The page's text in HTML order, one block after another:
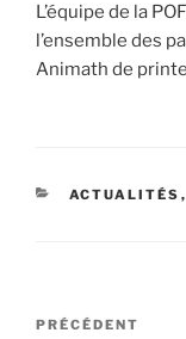
L’équipe de la
l’ensemble des
Animath de
CATÉGORIES
ACTUALITÉS ,
Navigation
Article
PRÉCÉDENT